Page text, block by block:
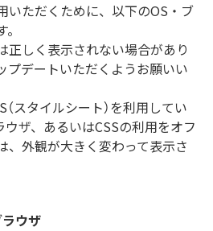
いただくために、以下のOS・ブ
正しく表示されない場合があり
プデートいただくようお願いい
スタイルシート）を利用してい
ウザ、あるいはCSSの利用をオフ
、外観が大きく変わって表示さ
ラウザ